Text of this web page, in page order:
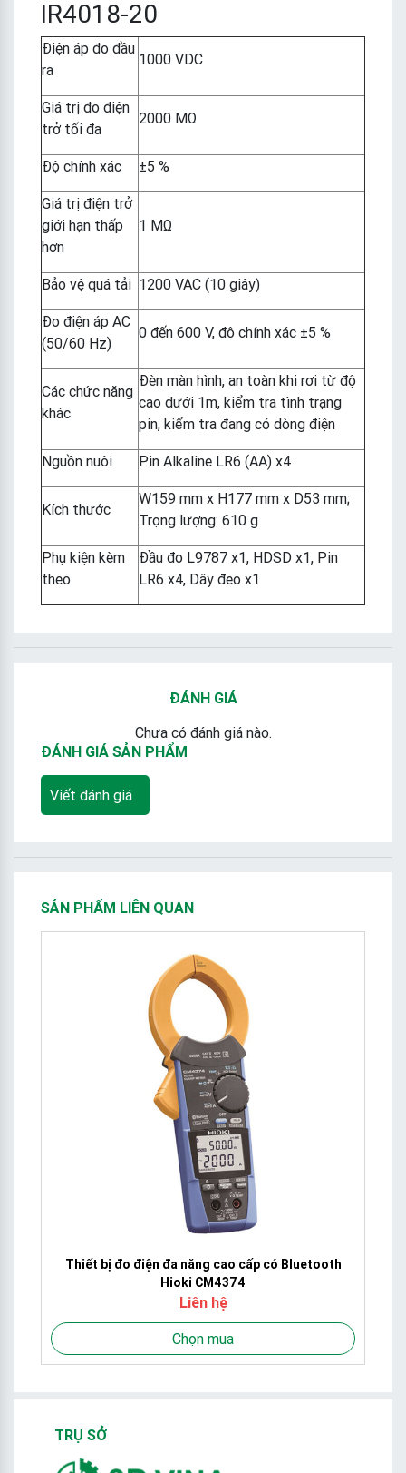
IR4018-20
Điện áp đo đầu
ra
1000 VDC
Giá trị đo điện
trở tối đa
2000 MΩ
Độ chính xác ±5 %
Giá trị điện trở
giới hạn thấp
hơn
1 MΩ
Bảo vệ quá tải 1200 VAC (10 giây)
Đo điện áp AC
(50/60 Hz)
0 đến 600 V, độ chính xác ±5 %
Các chức năng
khác
Đèn màn hình, an toàn khi rơi từ độ
cao dưới 1m, kiểm tra tình trạng
pin, kiểm tra đang có dòng điện
Nguồn nuôi Pin Alkaline LR6 (AA) x4
Kích thước
W159 mm x H177 mm x D53 mm;
Trọng lượng: 610 g
Phụ kiện kèm
theo
Đầu đo L9787 x1, HDSD x1, Pin
LR6 x4, Dây đeo x1
ĐÁNH GIÁ
Chưa có đánh giá nào.
ĐÁNH GIÁ SẢN PHẨM
Viết đánh giá
SẢN PHẨM LIÊN QUAN
Thiết bị đo điện đa năng cao cấp có Bluetooth
Hioki CM4374
Liên hệ
Chọn mua
TRỤ SỞ